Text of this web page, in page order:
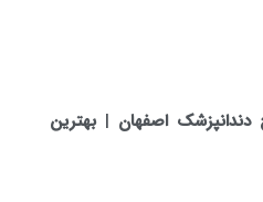
دندانپزشک اصفهان |بهترین